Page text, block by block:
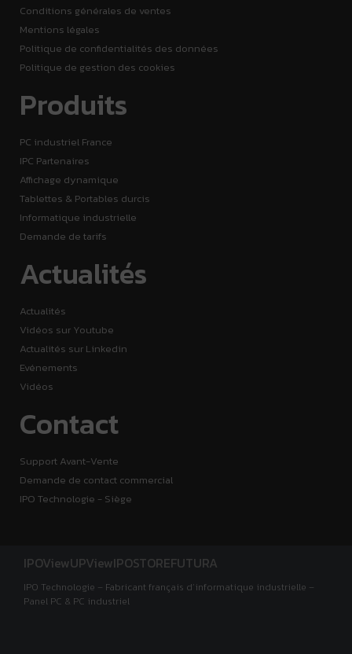
Conditions générales de ventes
Mentions légales
Politique de confidentialités des données
Politique de gestion des cookies
Produits
PC industriel France
IPC Partenaires
Affichage dynamique
Tablettes & Portables durcis
Informatique industrielle
Demande de tarifs
Actualités
Actualités
Vidéos sur Youtube
Actualités sur Linkedin
Evénements
Vidéos
Contact
Support Avant-Vente
Demande de contact commercial
IPO Technologie - Siège
IPOViewUPViewIPOSTOREFUTURA
IPO Technologie – Fabricant français d’informatique industrielle –
Panel PC & PC industriel